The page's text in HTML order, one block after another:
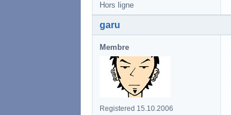
Hors ligne
garu
Membre
Registered 15.10.2006